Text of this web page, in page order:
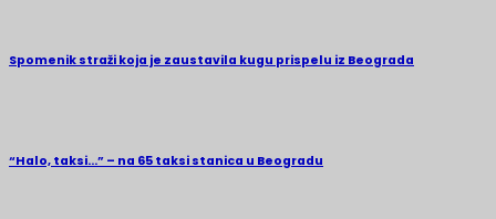
Spomenik straži koja je zaustavila kugu prispelu iz Beograda
“Halo, taksi…” – na 65 taksi stanica u Beogradu